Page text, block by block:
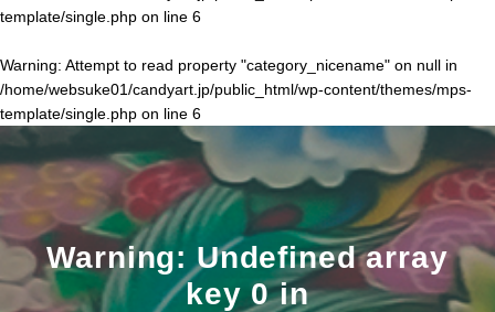
template/single.php on line 6
Warning: Attempt to read property "category_nicename" on null in
/home/websuke01/candyart.jp/public_html/wp-content/themes/mps-
template/single.php on line 6
Warning: Undefined array
key 0 in